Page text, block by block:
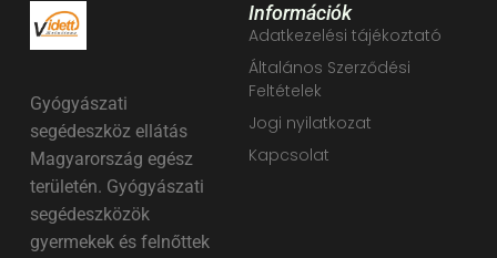
Gyógyászati
segédeszköz ellátás
Magyarország egész
területén. Gyógyászati
segédeszközök
gyermekek és felnőttek
Információk
Adatkezelési tájékoztató
Általános Szerződési
Feltételek
Jogi nyilatkozat
Kapcsolat